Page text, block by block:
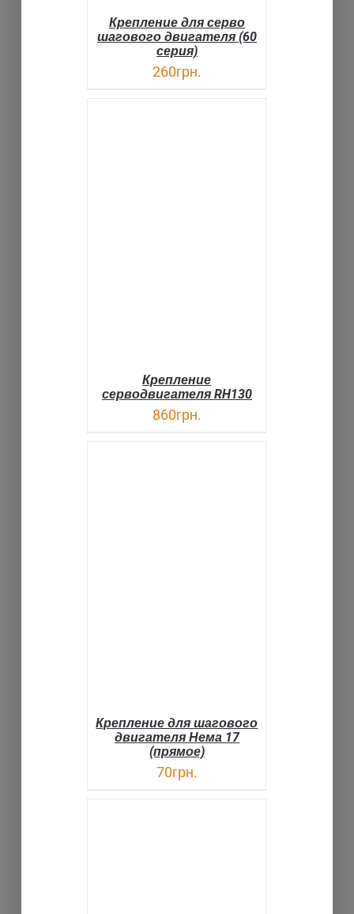
Крепление для серво
шагового двигателя (60
серия)
260грн.
Крепление
серводвигателя RH130
860грн.
Крепление для шагового
двигателя Нема 17
(прямое)
70грн.